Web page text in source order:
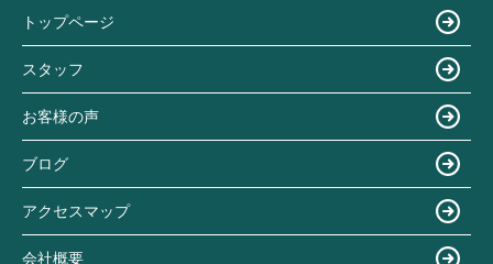
トップページ
スタッフ
お客様の声
ブログ
アクセスマップ
会社概要